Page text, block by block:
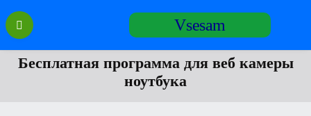
Перейти
содержанию
Vsesam
Бесплатная программа для веб камеры
ноутбука